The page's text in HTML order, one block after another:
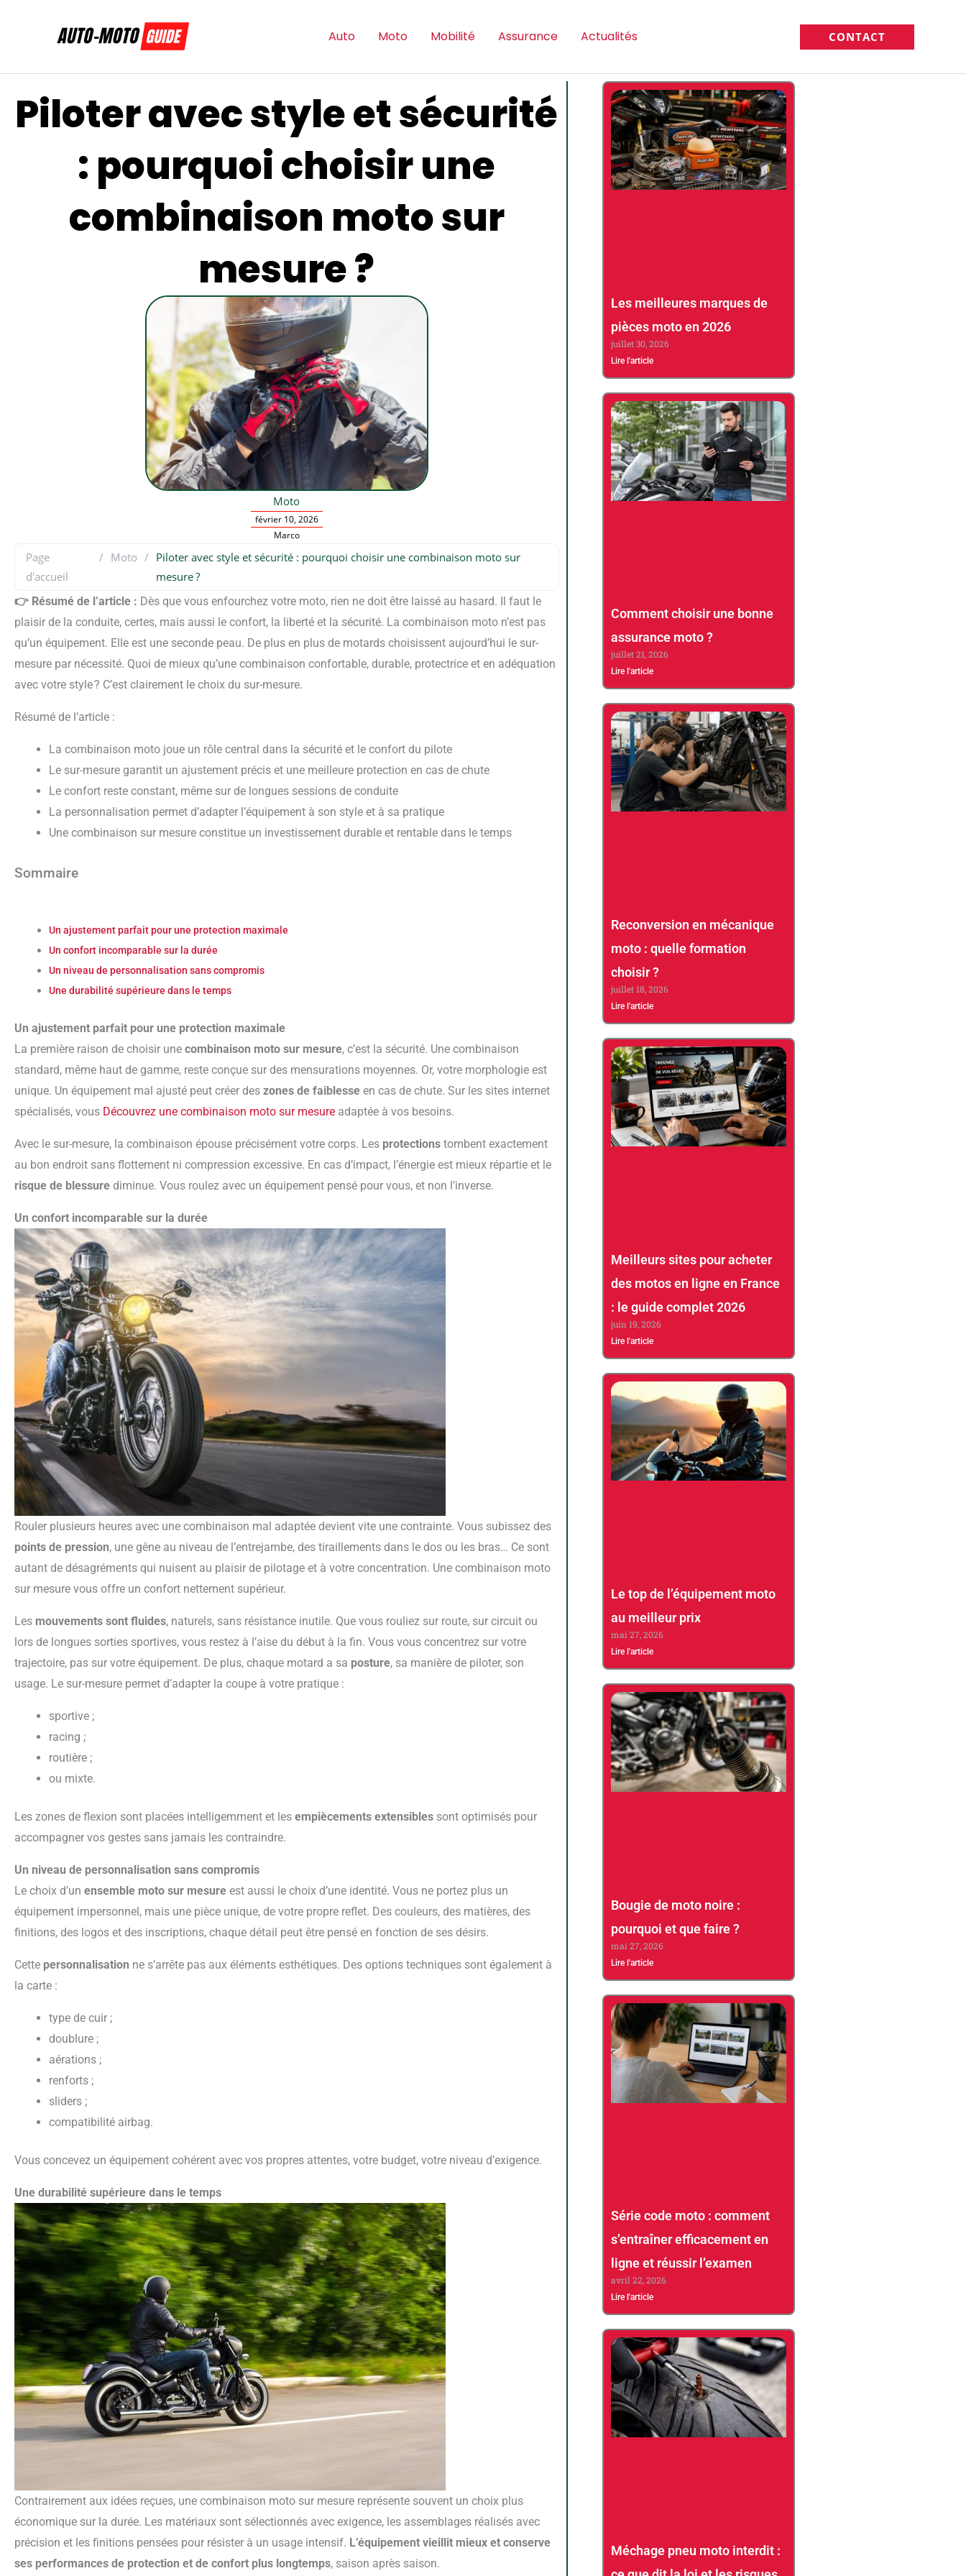
Auto Moto Mobilité Assurance Actualités CONTACT
Les meilleures marques de
pièces moto en 2026
juillet 30, 2026
Lire l'article
Comment choisir une bonne
assurance moto ?
juillet 21, 2026
Lire l'article
Reconversion en mécanique
moto : quelle formation
choisir ?
juillet 18, 2026
Lire l'article
Meilleurs sites pour acheter
des motos en ligne en France
: le guide complet 2026
juin 19, 2026
Lire l'article
Le top de l’équipement moto
au meilleur prix
mai 27, 2026
Lire l'article
Bougie de moto noire :
pourquoi et que faire ?
mai 27, 2026
Lire l'article
Série code moto : comment
s’entraîner efficacement en
ligne et réussir l’examen
avril 22, 2026
Lire l'article
Méchage pneu moto interdit :
Piloter avec style et sécurité
: pourquoi choisir une
combinaison moto sur
mesure ?
Moto
février 10, 2026
Marco
Page
d'accueil
/ Moto / Piloter avec style et sécurité : pourquoi choisir une combinaison moto sur
mesure ?
👉 Résumé de l’article : Dès que vous enfourchez votre moto, rien ne doit être laissé au hasard. Il faut le
plaisir de la conduite, certes, mais aussi le confort, la liberté et la sécurité. La combinaison moto n’est pas
qu’un équipement. Elle est une seconde peau. De plus en plus de motards choisissent aujourd’hui le sur-
mesure par nécessité. Quoi de mieux qu’une combinaison confortable, durable, protectrice et en adéquation
avec votre style ? C’est clairement le choix du sur-mesure.
Résumé de l’article :
La combinaison moto joue un rôle central dans la sécurité et le confort du pilote
Le sur-mesure garantit un ajustement précis et une meilleure protection en cas de chute
Le confort reste constant, même sur de longues sessions de conduite
La personnalisation permet d’adapter l’équipement à son style et à sa pratique
Une combinaison sur mesure constitue un investissement durable et rentable dans le temps
Sommaire
Un ajustement parfait pour une protection maximale
Un confort incomparable sur la durée
Un niveau de personnalisation sans compromis
Une durabilité supérieure dans le temps
Un ajustement parfait pour une protection maximale
La première raison de choisir une combinaison moto sur mesure, c’est la sécurité. Une combinaison
standard, même haut de gamme, reste conçue sur des mensurations moyennes. Or, votre morphologie est
unique. Un équipement mal ajusté peut créer des zones de faiblesse en cas de chute. Sur les sites internet
spécialisés, vous Découvrez une combinaison moto sur mesure adaptée à vos besoins.
Avec le sur-mesure, la combinaison épouse précisément votre corps. Les protections tombent exactement
au bon endroit sans flottement ni compression excessive. En cas d’impact, l’énergie est mieux répartie et le
risque de blessure diminue. Vous roulez avec un équipement pensé pour vous, et non l’inverse.
Un confort incomparable sur la durée
Rouler plusieurs heures avec une combinaison mal adaptée devient vite une contrainte. Vous subissez des
points de pression, une gêne au niveau de l’entrejambe, des tiraillements dans le dos ou les bras… Ce sont
autant de désagréments qui nuisent au plaisir de pilotage et à votre concentration. Une combinaison moto
sur mesure vous offre un confort nettement supérieur.
Les mouvements sont fluides, naturels, sans résistance inutile. Que vous rouliez sur route, sur circuit ou
lors de longues sorties sportives, vous restez à l’aise du début à la fin. Vous vous concentrez sur votre
trajectoire, pas sur votre équipement. De plus, chaque motard a sa posture, sa manière de piloter, son
usage. Le sur-mesure permet d’adapter la coupe à votre pratique :
sportive ;
racing ;
routière ;
ou mixte.
Les zones de flexion sont placées intelligemment et les empiècements extensibles sont optimisés pour
accompagner vos gestes sans jamais les contraindre.
Un niveau de personnalisation sans compromis
Le choix d’un ensemble moto sur mesure est aussi le choix d’une identité. Vous ne portez plus un
équipement impersonnel, mais une pièce unique, de votre propre reflet. Des couleurs, des matières, des
finitions, des logos et des inscriptions, chaque détail peut être pensé en fonction de ses désirs.
Cette personnalisation ne s’arrête pas aux éléments esthétiques. Des options techniques sont également à
la carte :
type de cuir ;
doublure ;
aérations ;
renforts ;
sliders ;
compatibilité airbag.
Vous concevez un équipement cohérent avec vos propres attentes, votre budget, votre niveau d’exigence.
Une durabilité supérieure dans le temps
Contrairement aux idées reçues, une combinaison moto sur mesure représente souvent un choix plus
économique sur la durée. Les matériaux sont sélectionnés avec exigence, les assemblages réalisés avec
précision et les finitions pensées pour résister à un usage intensif. L’équipement vieillit mieux et conserve
ses performances de protection et de confort plus longtemps, saison après saison.